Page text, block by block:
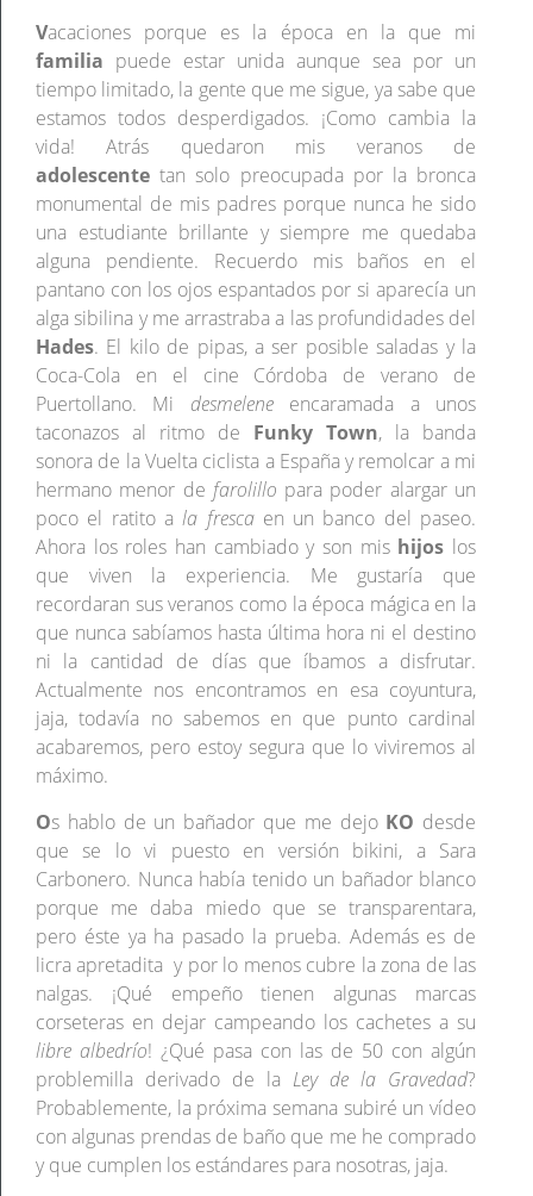
Vacaciones porque es la época en la que mi
familia puede estar unida aunque sea por un
tiempo limitado, la gente que me sigue, ya sabe que
estamos todos desperdigados. ¡Como cambia la
vida! Atrás quedaron mis veranos de
adolescente tan solo preocupada por la bronca
monumental de mis padres porque nunca he sido
una estudiante brillante y siempre me quedaba
alguna pendiente. Recuerdo mis baños en el
pantano con los ojos espantados por si aparecía un
alga sibilina y me arrastraba a las profundidades del
Hades. El kilo de pipas, a ser posible saladas y la
Coca-Cola en el cine Córdoba de verano de
Puertollano. Mi desmeleneencaramada a unos
taconazos al ritmo de Funky Town, la banda
sonora de la Vuelta ciclista a España y remolcar a mi
hermano menor de farolillo para poder alargar un
poco el ratito ala frescaen un banco del paseo.
Ahora los roles han cambiado y son mishijos los
que viven la experiencia. Me gustaría que
recordaran sus veranos como la época mágica en la
que nunca sabíamos hasta última hora ni el destino
ni la cantidad de días que íbamos a disfrutar.
Actualmente nos encontramos en esa coyuntura,
jaja, todavía no sabemos en que punto cardinal
acabaremos, pero estoy segura que lo viviremos al
máximo.
Os hablo de un bañador que me dejo KO desde
que se lo vi puesto en versión bikini, a Sara
Carbonero. Nunca había tenido un bañador blanco
porque me daba miedo que se transparentara,
pero éste ya ha pasado la prueba. Además es de
licra apretadita y por lo menos cubre la zona de las
nalgas. ¡Qué empeño tienen algunas marcas
corseteras en dejar campeando los cachetes a su
libre albedrío! ¿Qué pasa con las de 50 con algún
problemilla derivado de la Ley de la Gravedad?
Probablemente, la próxima semana subiré un vídeo
con algunas prendas de baño que me he comprado
y que cumplen los estándares para nosotras, jaja.